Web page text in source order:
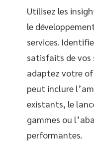
Utilisez les
le
services.
satisfaits de vos
adaptez votre
peut inclure
existants, le
gammes ou
performantes.